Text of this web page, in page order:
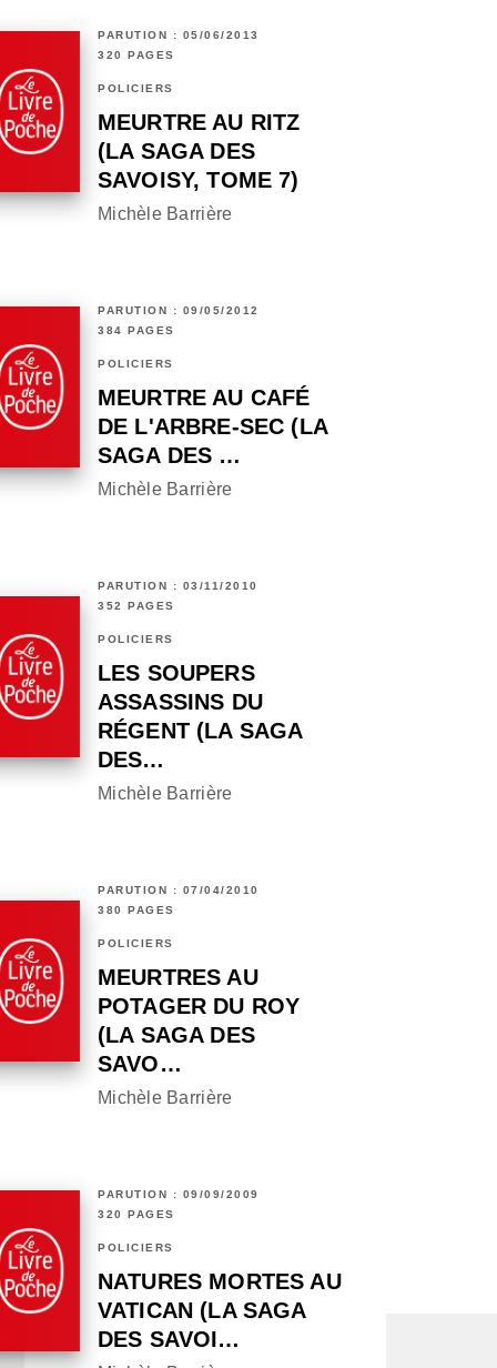
PARUTION : 05/06/2013
320 PAGES
POLICIERS
MEURTRE AU RITZ
(LA SAGA DES
SAVOISY, TOME 7)
Michèle Barrière
PARUTION : 09/05/2012
384 PAGES
POLICIERS
MEURTRE AU CAFÉ
DE L'ARBRE-SEC (LA
SAGA DES …
Michèle Barrière
PARUTION : 03/11/2010
352 PAGES
POLICIERS
LES SOUPERS
ASSASSINS DU
RÉGENT (LA SAGA
DES…
Michèle Barrière
PARUTION : 07/04/2010
380 PAGES
POLICIERS
MEURTRES AU
POTAGER DU ROY
(LA SAGA DES
SAVO…
Michèle Barrière
PARUTION : 09/09/2009
320 PAGES
POLICIERS
NATURES MORTES AU
VATICAN (LA SAGA
DES SAVOI…